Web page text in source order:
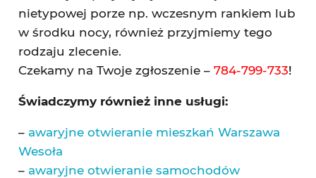
nietypowej porze np. wczesnym rankiem lub
w środku nocy, również przyjmiemy tego
rodzaju zlecenie.
Czekamy na Twoje zgłoszenie – 784-799-733!
Świadczymy również inne usługi:
– awaryjne otwieranie mieszkań Warszawa
Wesoła
– awaryjne otwieranie samochodów